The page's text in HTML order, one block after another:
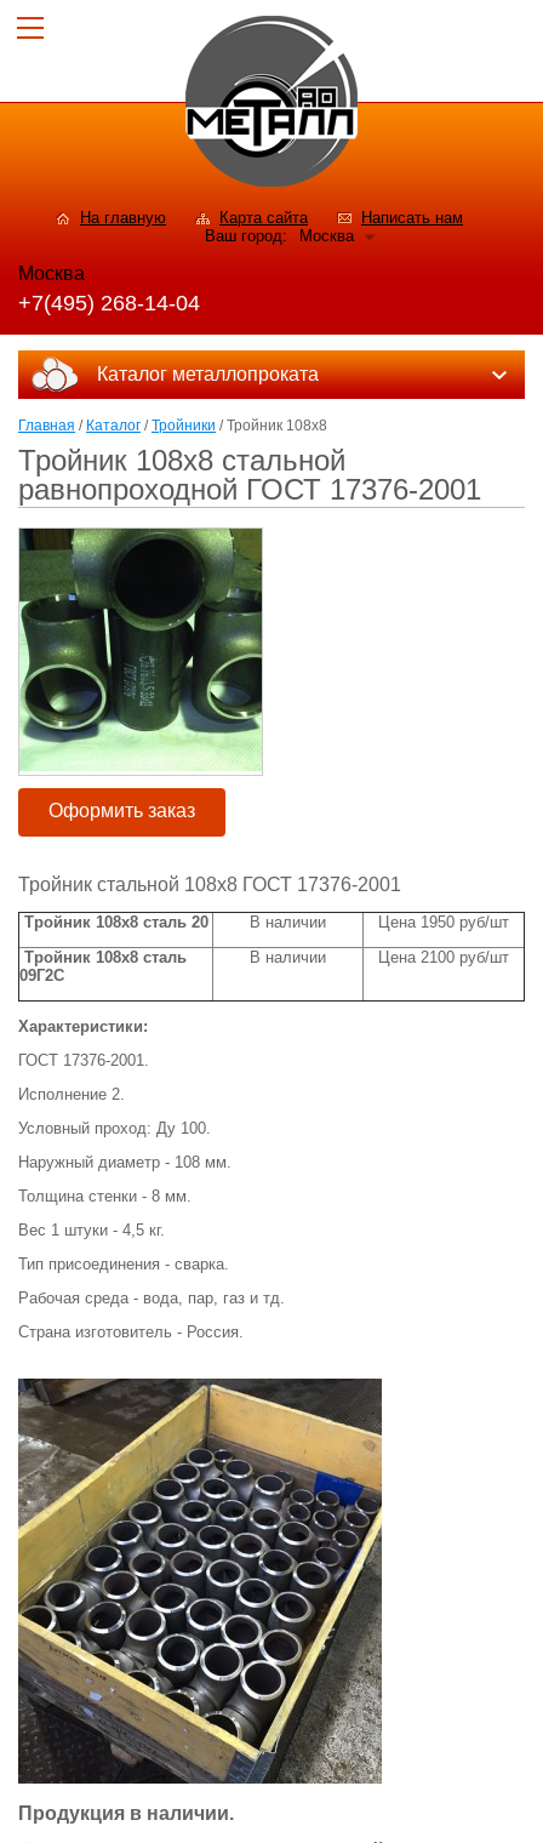
На главную Карта сайта
Написать нам
Ваш город:
Москва
Москва
+7(495) 268-14-04
Каталог металлопроката
Главная / Каталог /Тройники / Тройник 108х8
Тройник 108х8 стальной
равнопроходной ГОСТ 17376-2001
Оформить заказ
Тройник стальной 108х8 ГОСТ 17376-2001
Тройник 108х8 сталь 20 В наличии
Цена 1950 руб/шт
Тройник 108х8 сталь
09Г2С
В наличии Цена 2100 руб/шт
Характеристики:
ГОСТ 17376-2001.
Исполнение 2.
Условный проход: Ду 100.
Наружный диаметр - 108 мм.
Толщина стенки - 8 мм.
Вес 1 штуки - 4,5 кг.
Тип присоединения - сварка.
Рабочая среда - вода, пар, газ и тд.
Страна изготовитель - Россия.
Продукция в наличии.